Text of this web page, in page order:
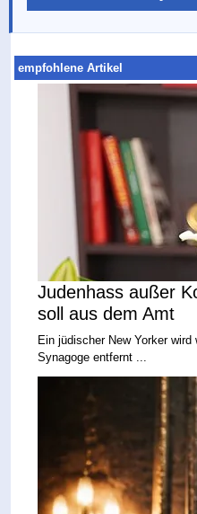
empfohlene Artikel
Judenhass außer
soll aus dem Amt
Ein jüdischer New Yorker
Synagoge entfernt ...